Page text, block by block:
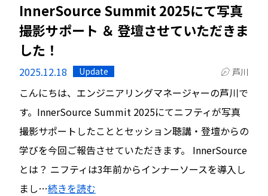
InnerSource Summit 2025にて写真
撮影サポート ＆ 登壇させていただきま
した！
2025.12.18 Update 芦川
こんにちは、エンジニアリングマネージャーの芦川で
す。InnerSource Summit 2025にてニフティが写真
撮影サポートしたこととセッション聴講・登壇からの
学びを今回ご報告させていただきます。 InnerSource
とは？ ニフティは3年前からインナーソースを導入し
まし…続きを読む